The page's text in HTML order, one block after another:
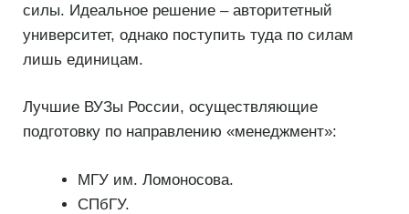
силы. Идеальное решение – авторитетный
университет, однако поступить туда по силам
лишь единицам.
Лучшие ВУЗы России, осуществляющие
подготовку по направлению «менеджмент»:
МГУ им. Ломоносова.
СПбГУ.